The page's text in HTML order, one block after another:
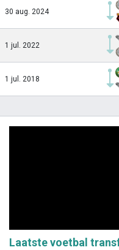
30 aug. 2024
1 jul. 2022
1 jul. 2018
Laatste voetbal